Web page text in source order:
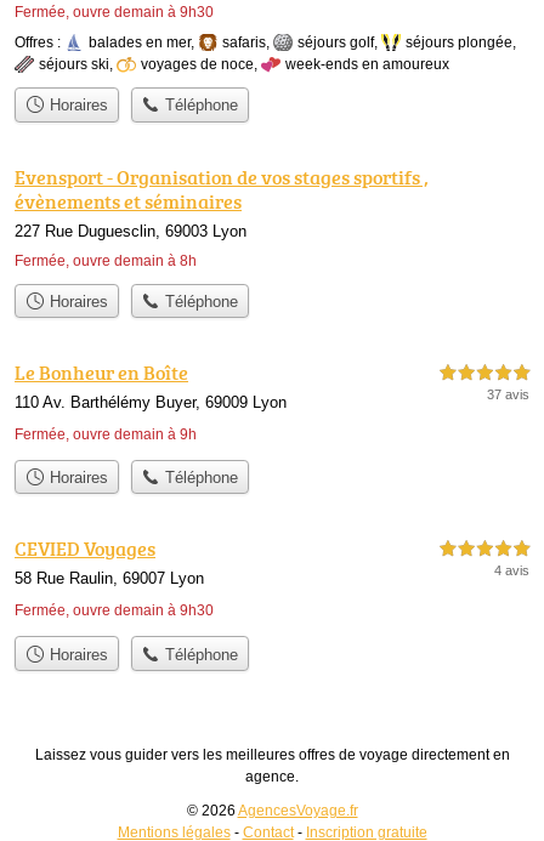
Fermée, ouvre demain à 9h30
Offres : balades en mer, safaris, séjours golf, séjours plongée,
séjours ski, voyages de noce, week-ends en amoureux
Horaires Téléphone
Evensport - Organisation de vos stages sportifs ,
évènements et séminaires
227 Rue Duguesclin, 69003 Lyon
Fermée, ouvre demain à 8h
Horaires Téléphone
Le Bonheur en Boîte
110 Av. Barthélémy Buyer, 69009 Lyon
Fermée, ouvre demain à 9h
5,0 étoiles sur 5
37 avis
Horaires Téléphone
CEVIED Voyages
58 Rue Raulin, 69007 Lyon
Fermée, ouvre demain à 9h30
5,0 étoiles sur 5
4 avis
Horaires Téléphone
Laissez vous guider vers les meilleures offres de voyage directement en
agence.
© 2026 AgencesVoyage.fr
Mentions légales- Contact- Inscription gratuite